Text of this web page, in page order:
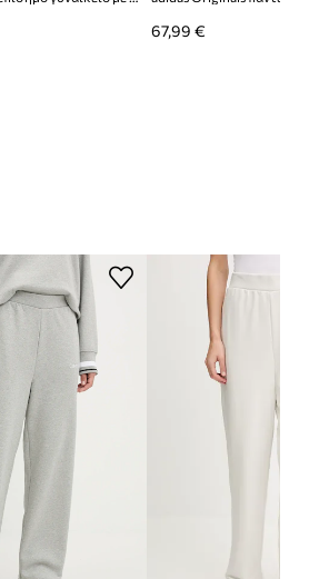
67,99 €